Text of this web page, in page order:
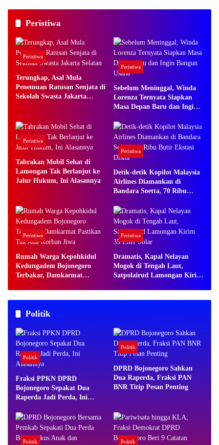
Peristiwa
Peristiwa
Terungkap, Asal Mula
Penemuan Ratusan Senjata di
Sekolah Swasta Jakarta
Peristiwa
Sebelum Meninggal, Winda
Lorenza Ternyata Siapkan
Masa Depan Baru dan Ingin
Peristiwa
Tabrakan Mobil Sehat di
Lamongan Tak Berlanjut ke
Jalur Hukum, Ini Alasannya
Peristiwa
Detik-detik Kopilot Malaysia
Airlines Diamankan di
Bandara Soetta, 70 Ribu
Peristiwa
Rumah Warga Kepohkidul
Kedungadem Bojonegoro
Terbakar, Damkarmat
Peristiwa
Dramatis, Kapal Nelayan
Mogok di Tengah Laut,
Satpolairud Lamongan Kirim
Politik
Politik
Fraksi PPKN DPRD
Bojonegoro Sepakat Dua
Raperda Jadi Perda, Ini
Politik
DPRD Bojonegoro Sahkan
Dua Raperda, Fraksi PAN
BNR Titip Pesan Penting
Politik Politik